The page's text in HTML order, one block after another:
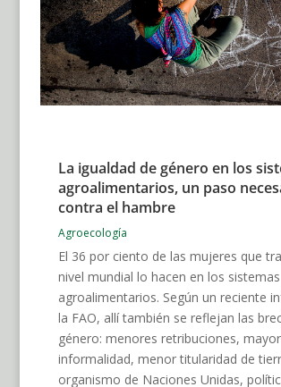
La igualdad de género en los
agroalimentarios, un paso
contra el hambre
Agroecología
El 36 por ciento de las mujeres que
nivel mundial lo hacen en los sistemas
agroalimentarios. Según un reciente
la FAO, allí también se reflejan las
género: menores retribuciones, mayor
informalidad, menor titularidad de
organismo de Naciones Unidas,